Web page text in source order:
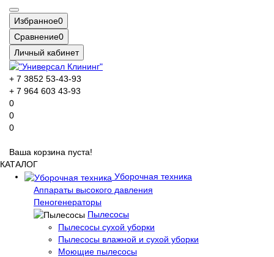
Избранное0
Сравнение0
Личный кабинет
+ 7 3852 53-43-93
+ 7 964 603 43-93
0
0
0
Ваша корзина пуста!
КАТАЛОГ
Уборочная техника
Аппараты высокого давления
Пеногенераторы
Пылесосы
Пылесосы сухой уборки
Пылесосы влажной и сухой уборки
Моющие пылесосы